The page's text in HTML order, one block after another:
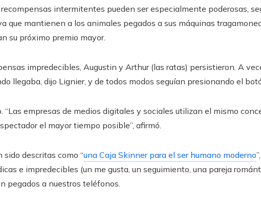
intermitentes pueden ser especialmente poderosas,
que mantienen a los animales pegados a sus máquinas
su próximo premio mayor.
impredecibles, Augustin y Arthur (las ratas) persistieron. A
llegaba, dijo Lignier, y de todos modos seguían presionando el
“Las empresas de medios digitales y sociales utilizan el mismo
el mayor tiempo posible”, afirmó.
sido descritas como “una Caja Skinner para el ser humano moderno”,
e impredecibles (un me gusta, un seguimiento, una pareja
pegados a nuestros teléfonos.